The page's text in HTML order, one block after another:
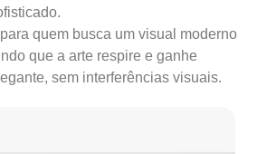
quem busca um visual moderno
que a arte respire e ganhe
sem interferências visuais.